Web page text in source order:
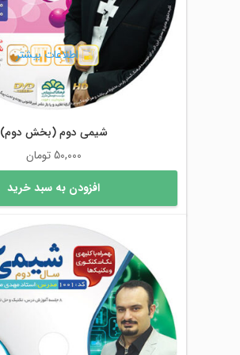
اطلاعات بیشتر
شیمی دوم (بخش دوم)
50,000 تومان
افزودن به سبد خرید